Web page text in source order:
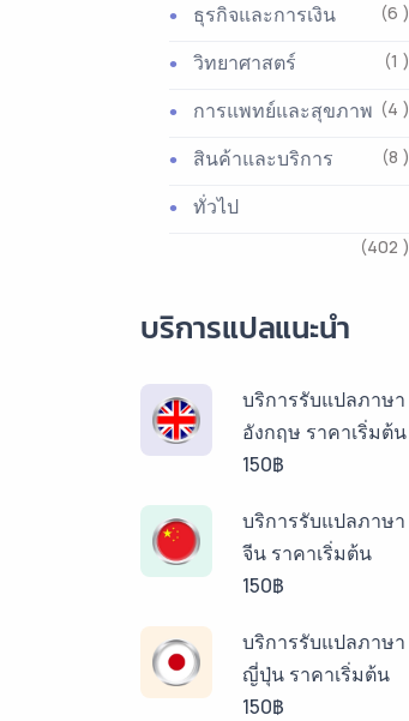
ธุรกิจและการเงิน (6 )
วิทยาศาสตร์ (1 )
การแพทย์และสุขภาพ (4 )
สินค้าและบริการ (8 )
ทั่วไป
(402 )
บริการแปลแนะนำ
บริการรับแปลภาษา
อังกฤษ ราคาเริ่มต้น
150฿
บริการรับแปลภาษา
จีน ราคาเริ่มต้น
150฿
บริการรับแปลภาษา
ญี่ปุ่น ราคาเริ่มต้น
150฿